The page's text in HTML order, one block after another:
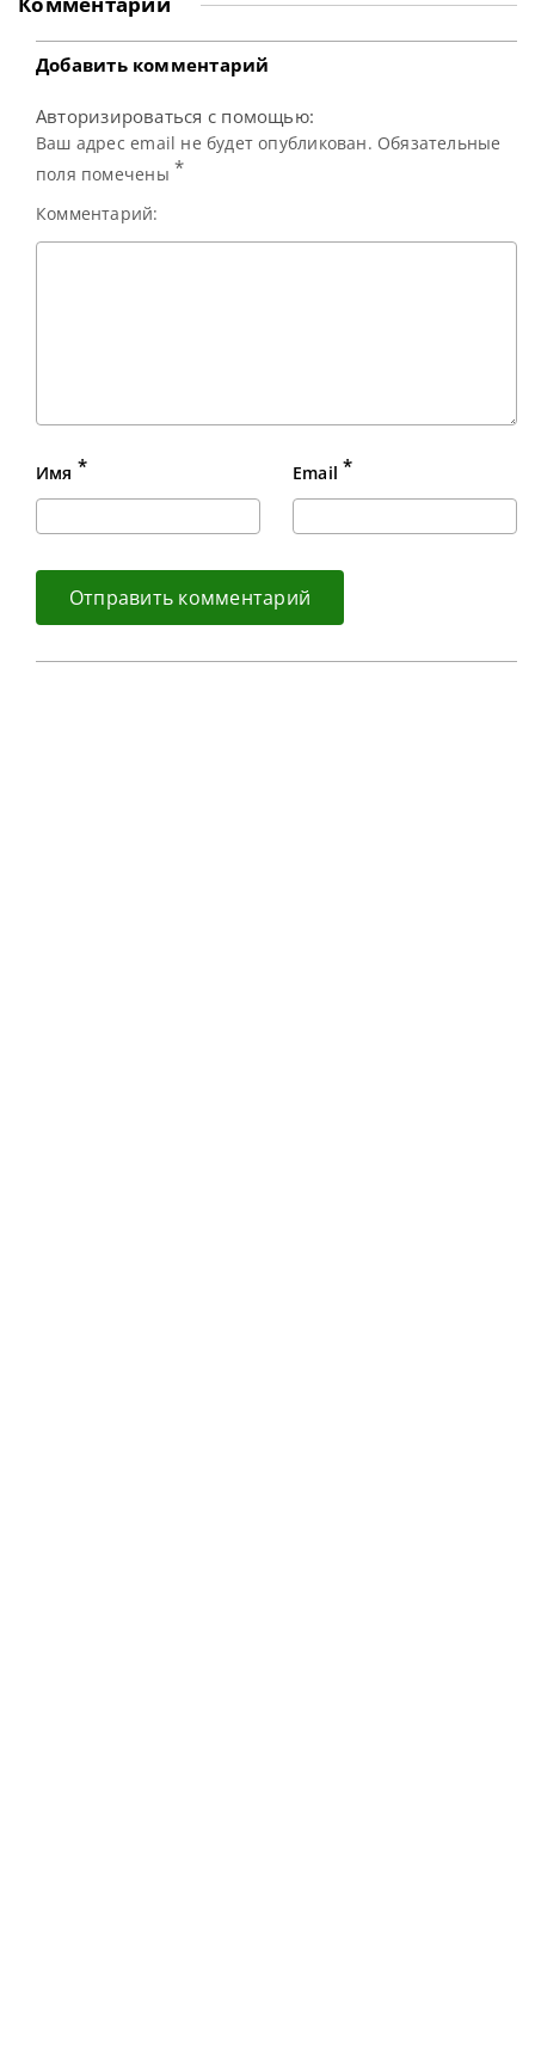
престижном
Masters. В финале
он встретился с
действующим
Кайреном Уилсоном
и одержал
уверенную
Добавить комментарий
Авторизироваться с помощью:
Ваш адрес email не будет опубликован. Обязательные
поля помечены *
Комментарий:
Имя * Email *